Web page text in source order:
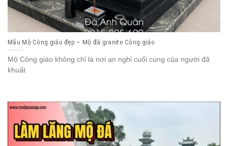
Mẫu Mộ Công giáo đẹp – Mộ đá granite Công giáo
Mộ Công giáo không chỉ là nơi an nghỉ cuối cùng của người đã
khuất